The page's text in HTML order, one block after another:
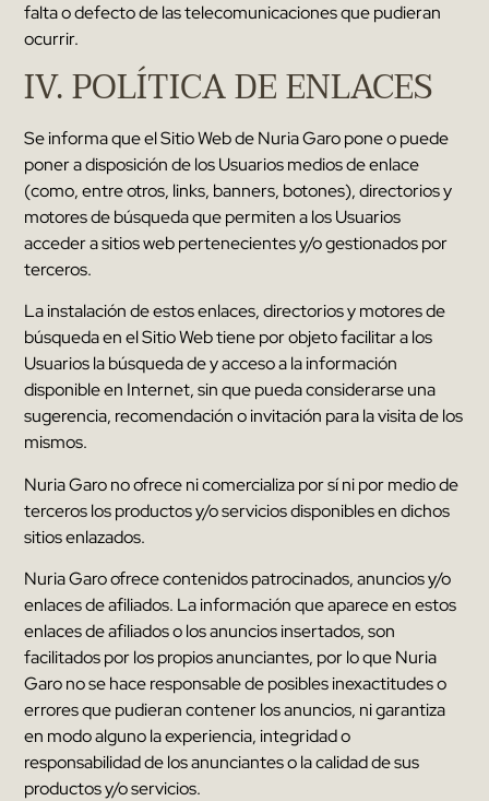
falta o defecto de las telecomunicaciones que pudieran
ocurrir.
IV.POLÍTICA DE ENLACES
Se informa que el Sitio Web deNuria Garopone o puede
poner a disposición de los Usuarios medios de enlace
(como,entre otros, links, banners, botones),directorios y
motores de búsqueda que permiten a los Usuarios
acceder a sitios web pertenecientes y/o gestionados por
terceros.
La instalación de estos enlaces,directorios y motores de
búsqueda en el Sitio Web tiene por objeto facilitar a los
Usuarios la búsqueda de y acceso a la información
disponible en Internet,sin que pueda considerarse una
sugerencia, recomendación o invitación para la visita de los
mismos.
Nuria Garono ofrece ni comercializa por sí ni por medio de
terceros los productos y/o servicios disponibles en dichos
sitios enlazados.
Nuria Garoofrece contenidos patrocinados,anuncios y/o
enlaces de afiliados. La información que aparece en estos
enlaces de afiliados o los anuncios insertados,son
facilitados por los propios anunciantes, por lo queNuria
Garono se hace responsable de posibles inexactitudes o
errores que pudieran contener los anuncios, ni garantiza
en modo alguno la experiencia, integridad o
responsabilidad de los anunciantes o la calidad de sus
productos y/o servicios.